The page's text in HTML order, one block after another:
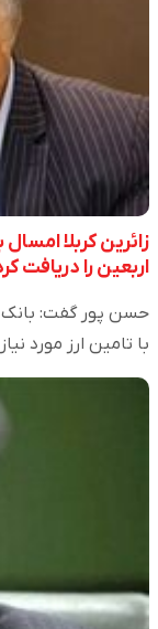
زائرین کربلا
اربعین را دریافت
حسن پور گفت: بانک
با تامین ارز مورد